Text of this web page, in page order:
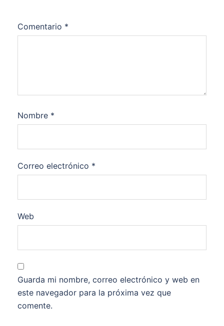
Comentario *
Nombre *
Correo electrónico *
Web
Guarda mi nombre, correo electrónico y web en
este navegador para la próxima vez que
comente.